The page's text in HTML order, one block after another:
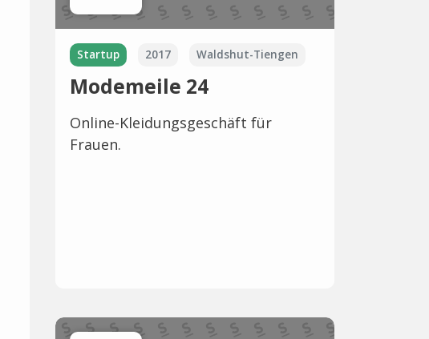
Startup 2017 Waldshut-Tiengen
Modemeile 24
Online-Kleidungsgeschäft für
Frauen.